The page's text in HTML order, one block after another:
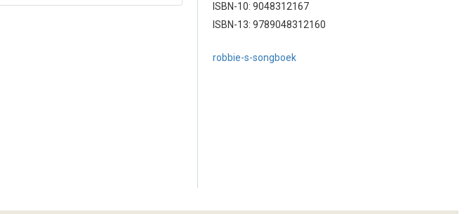
ISBN-10: 9048312167
ISBN-13: 9789048312160
robbie-s-songboek